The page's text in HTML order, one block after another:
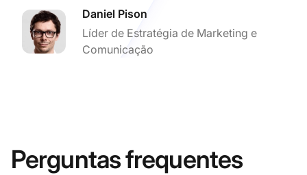
Daniel Pison
Líder de Estratégia de Marketing e
Comunicação
Perguntas frequentes